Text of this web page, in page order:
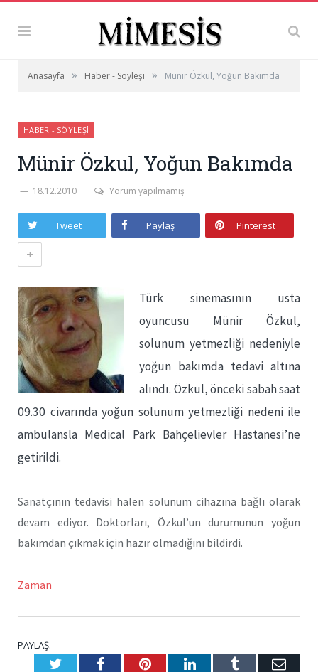
Anasayfa » Haber - Söyleşi » Münir Özkul, Yoğun Bakımda
HABER - SÖYLEŞI
Münir Özkul, Yoğun Bakımda
18.12.2010 Yorum yapılmamış
Tweet Paylaş Pinterest
+
Türk sinemasının usta
oyuncusu Münir Özkul,
solunum yetmezliği nedeniyle
yoğun bakımda tedavi altına
alındı. Özkul, önceki sabah saat
09.30 civarında yoğun solunum yetmezliği nedeni ile
ambulansla Medical Park Bahçelievler Hastanesi’ne
getirildi.
Sanatçının tedavisi halen solunum cihazına bağlı olarak
devam ediyor. Doktorları, Özkul’un durumunun yoğun
bakımdan çıkmak için hazır olmadığını bildirdi.
Zaman
PAYLAŞ.
TwitterFacebookPinterestLinkedInTumblr E-